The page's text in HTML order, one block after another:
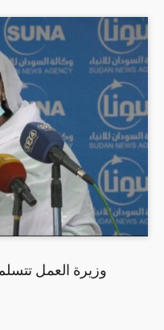
وزيرة العمل